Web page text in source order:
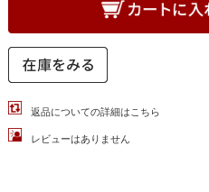
返品についての詳細はこちら
レビューはありません